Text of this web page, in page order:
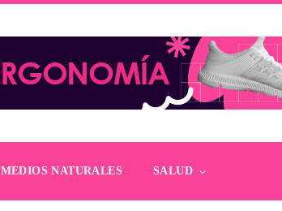
NATURALES SALUD